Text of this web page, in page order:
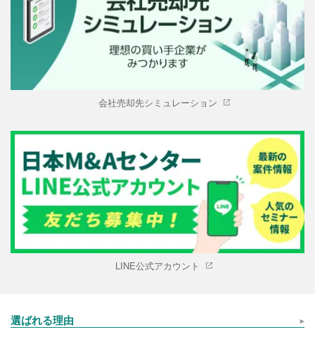
会社売却先シミュレーション
LINE公式アカウント
選ばれる理由